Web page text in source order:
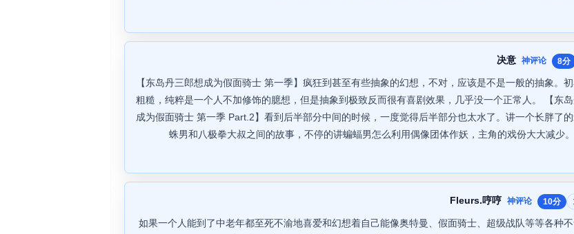
决意 神评论 8分
【东岛丹三郎想成为假面骑士 第一季】疯狂到甚至有些抽象的幻想，不对，应该是不是一般的抽象。
粗糙，纯粹是一个人不加修饰的臆想，但是抽象到极致反而很有喜剧效果，几乎没一个正常人。 【东
成为假面骑士 第一季 Part.2】看到后半部分中间的时候，一度觉得后半部分也太水了。讲一个长胖了
蛛男和八极拳大叔之间的故事，不停的讲蝙蝠男怎么利用偶像团体作妖，主角的戏份大大减少。
Fleurs.哼哼 神评论 10分
如果一个人能到了中老年都至死不渝地喜爱和幻想着自己能像奥特曼、假面骑士、超级战队等等各种